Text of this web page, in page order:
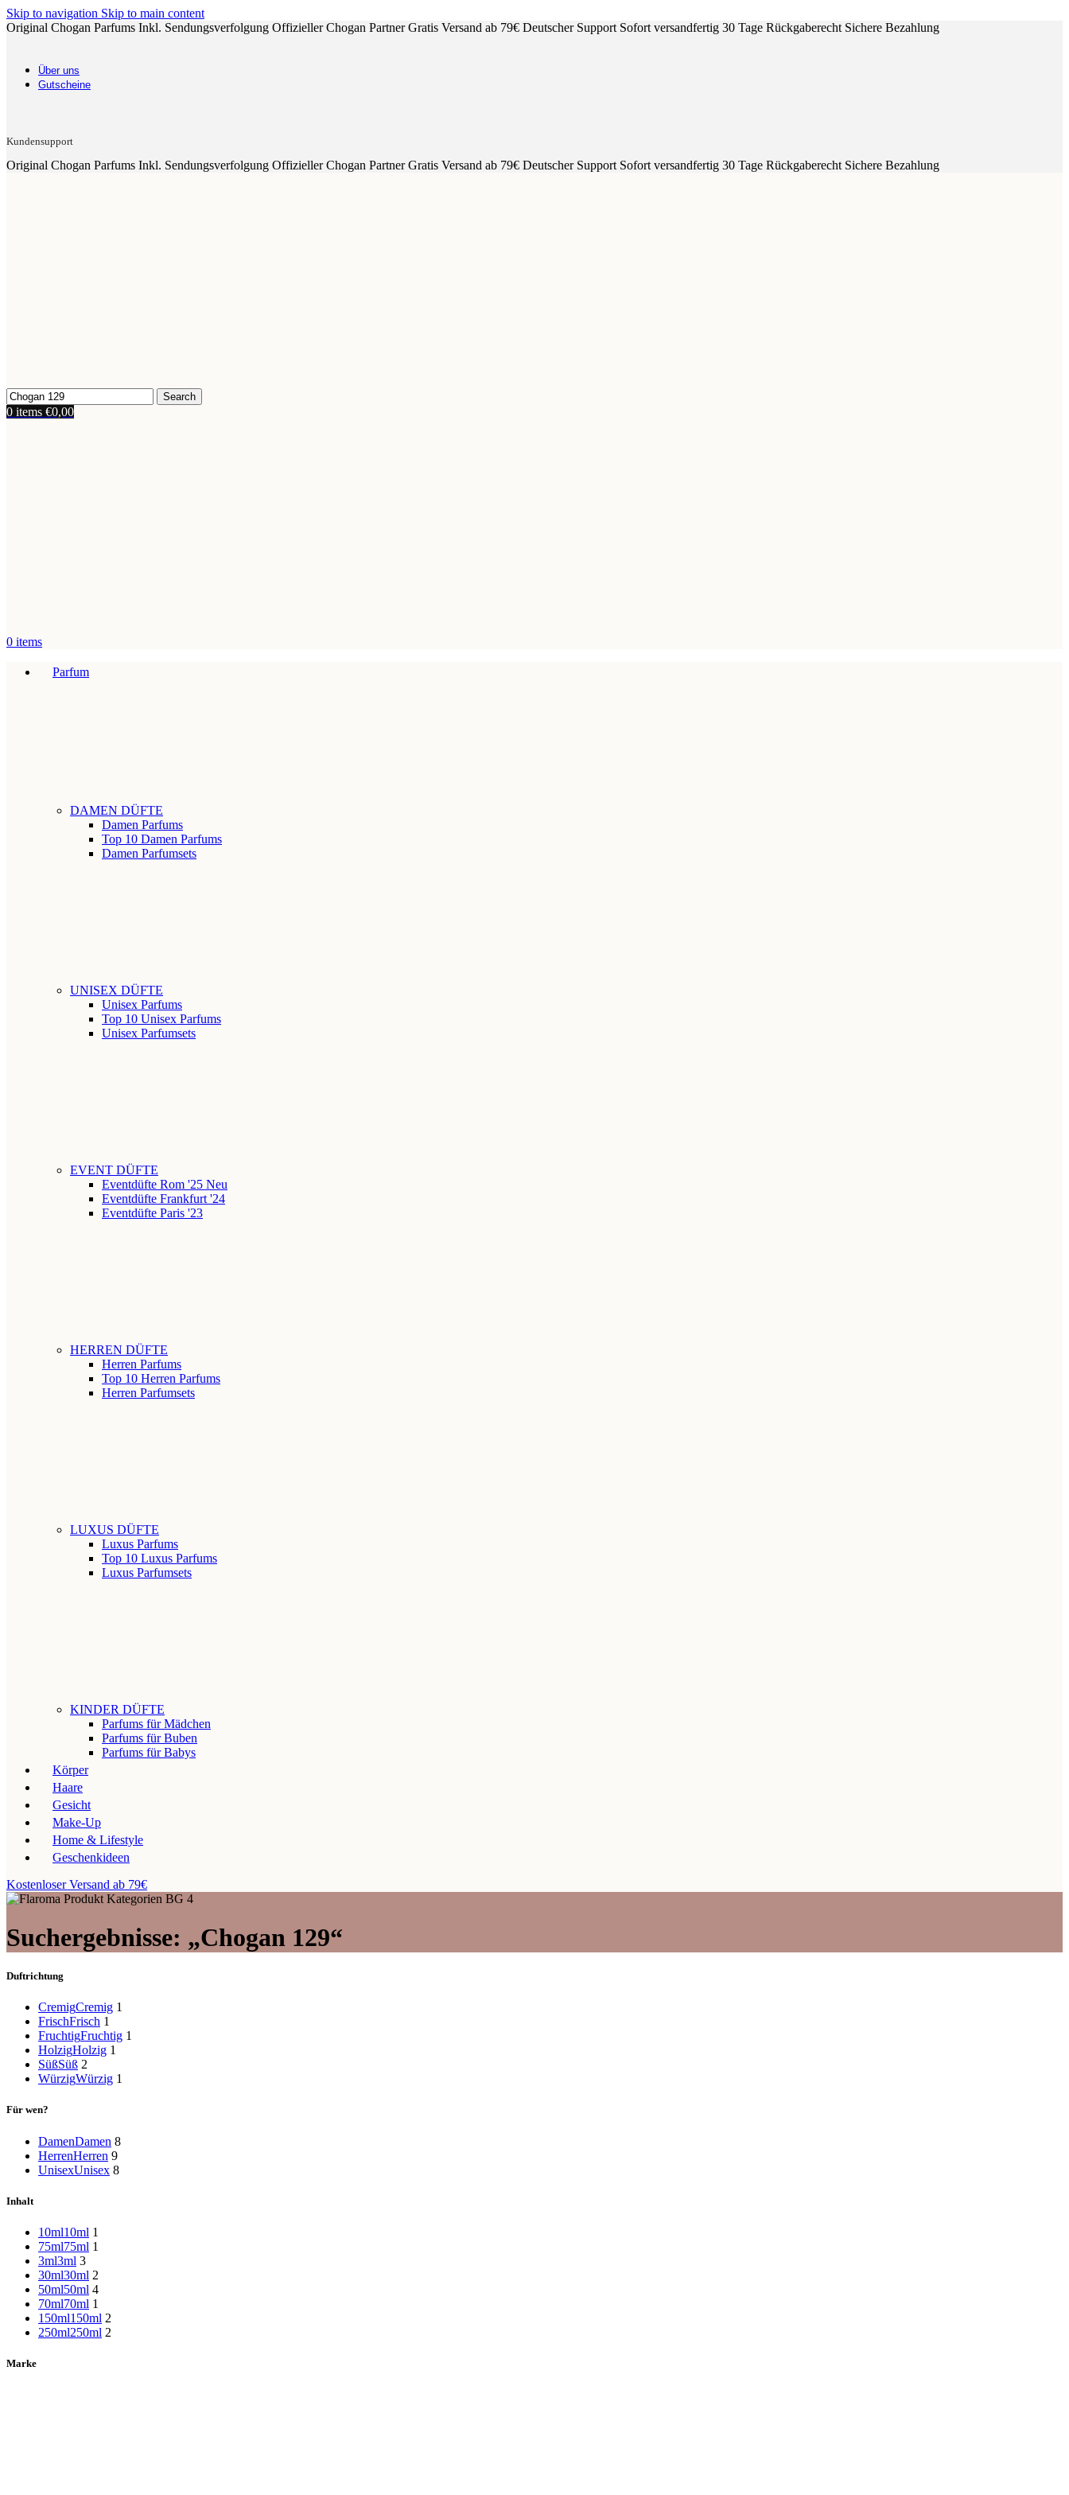
Skip to navigation Skip to main content
Original Chogan Parfums Inkl. Sendungsverfolgung Offizieller Chogan PartnerGratis Versand ab 79€ Deutscher Support Sofort versandfertig 30 Tage Rückgaberecht Sichere Bezahlung
Über uns
Gutscheine
Kundensupport
Original Chogan Parfums Inkl. Sendungsverfolgung Offizieller Chogan PartnerGratis Versand ab 79€ Deutscher Support Sofort versandfertig 30 Tage Rückgaberecht Sichere Bezahlung
Search
0 items €0,00
0 items
Parfum
DAMEN DÜFTE
Damen Parfums
Top 10 Damen Parfums
Damen Parfumsets
UNISEX DÜFTE
Unisex Parfums
Top 10 Unisex Parfums
Unisex Parfumsets
EVENT DÜFTE
Eventdüfte Rom '25 Neu
Eventdüfte Frankfurt '24
Eventdüfte Paris '23
HERREN DÜFTE
Herren Parfums
Top 10 Herren Parfums
Herren Parfumsets
LUXUS DÜFTE
Luxus Parfums
Top 10 Luxus Parfums
Luxus Parfumsets
KINDER DÜFTE
Parfums für Mädchen
Parfums für Buben
Parfums für Babys
Körper
Haare
Gesicht
Make-Up
Home & Lifestyle
Geschenkideen
Kostenloser Versand ab 79€
Suchergebnisse: „Chogan 129“
Duftrichtung
CremigCremig 1
FrischFrisch 1
FruchtigFruchtig 1
HolzigHolzig 1
SüßSüß 2
WürzigWürzig 1
Für wen?
DamenDamen 8
HerrenHerren 9
UnisexUnisex 8
Inhalt
10ml10ml 1
75ml75ml 1
3ml3ml 3
30ml30ml 2
50ml50ml 4
70ml70ml 1
150ml150ml 2
250ml250ml 2
Marke